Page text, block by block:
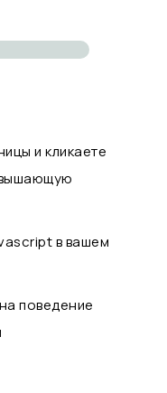
и кликаете
в вашем
поведение